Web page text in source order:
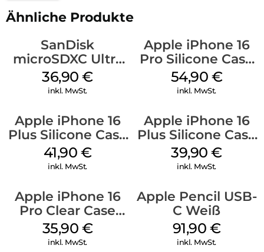
Ähnliche Produkte
SanDisk
microSDXC Ultra
128 GB + Adapter
Mobile
36,90€
inkl. MwSt.
Apple iPhone 16
Pro Silicone Case
MagSafe Black
54,90 €
inkl. MwSt.
Apple iPhone 16
Plus Silicone Case
MagSafe Stone
Gray
41,90 €
inkl. MwSt.
Apple iPhone 16
Plus Silicone Case
MagSafe Plum
39,90€
inkl. MwSt.
Apple iPhone 16
Pro Clear Case
MagSafe
Transparent
35,90 €
inkl. MwSt.
Apple Pencil USB-
C Weiß
91,90 €
inkl. MwSt.